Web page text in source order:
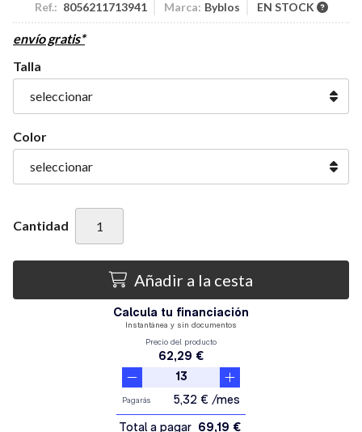
Ref.: 8056211713941 Marca: Byblos EN STOCK
envío gratis*
Talla
Color
Cantidad
Añadir a la cesta